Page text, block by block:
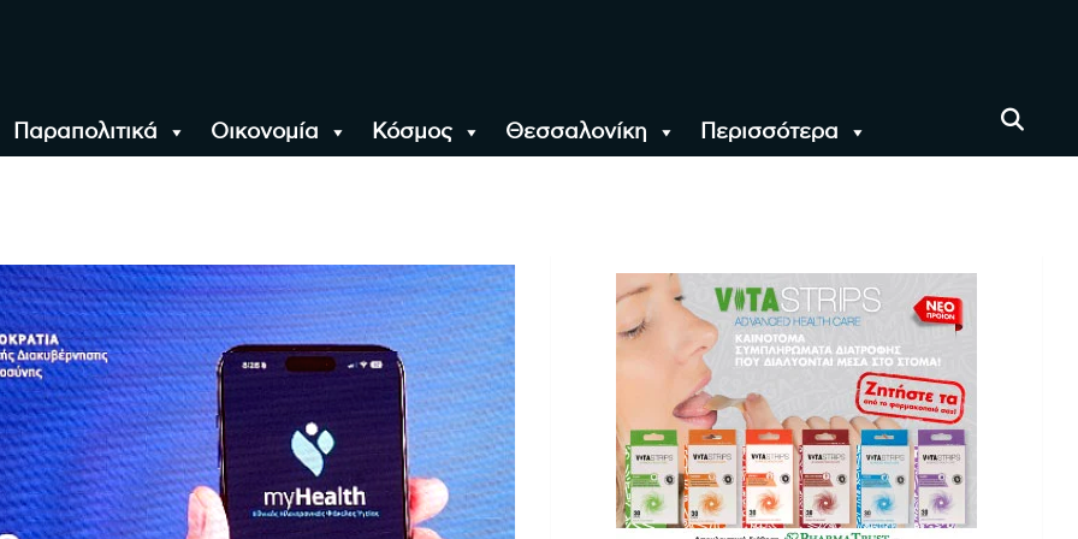
Παραπολιτικά Οικονομία Κόσμος Θεσσαλονίκη Περισσότερα